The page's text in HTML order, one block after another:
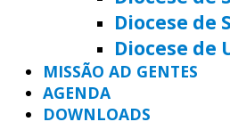
Diocese de
Diocese de
MISSÃO AD GENTES
AGENDA
DOWNLOADS